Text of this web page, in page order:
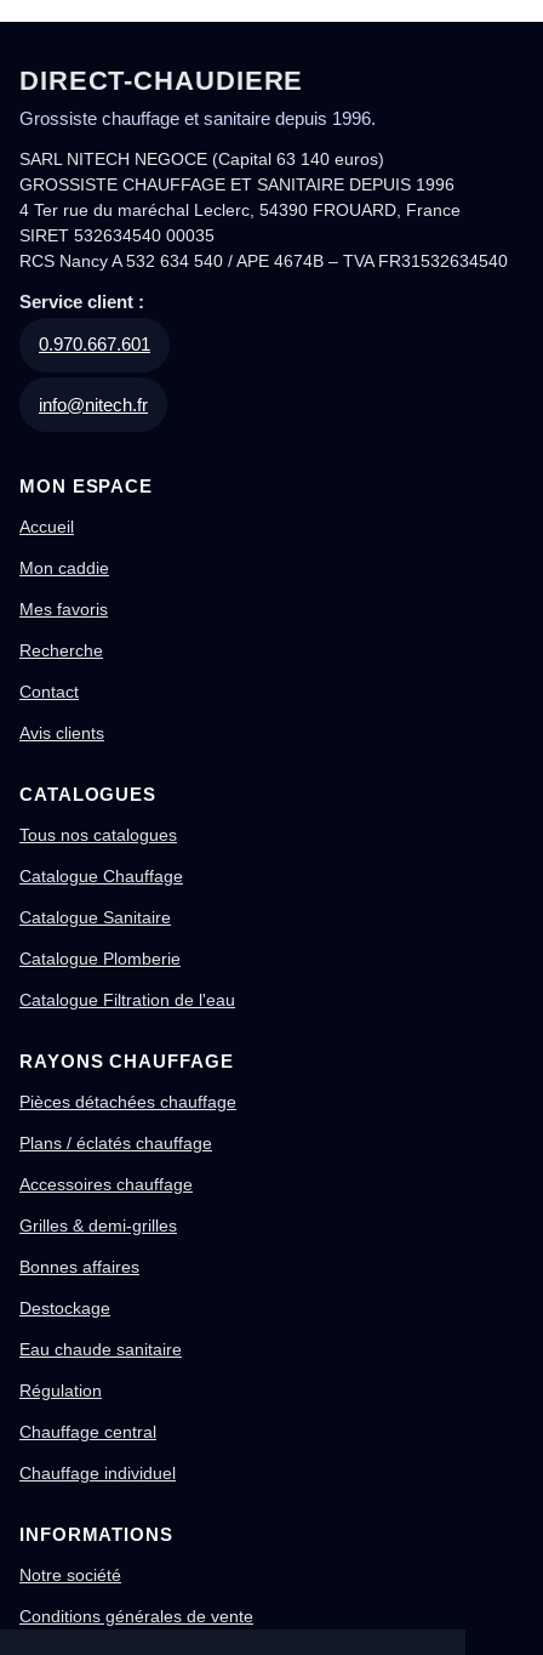
DIRECT-CHAUDIERE
Grossiste chauffage et sanitaire depuis 1996.
SARL NITECH NEGOCE (Capital 63 140 euros)
GROSSISTE CHAUFFAGE ET SANITAIRE DEPUIS 1996
4 Ter rue du maréchal Leclerc, 54390 FROUARD, France
SIRET 532634540 00035
RCS Nancy A 532 634 540 / APE 4674B – TVA FR31532634540
Service client :
0.970.667.601
info@nitech.fr
MON ESPACE
Accueil
Mon caddie
Mes favoris
Recherche
Contact
Avis clients
CATALOGUES
Tous nos catalogues
Catalogue Chauffage
Catalogue Sanitaire
Catalogue Plomberie
Catalogue Filtration de l'eau
RAYONS CHAUFFAGE
Pièces détachées chauffage
Plans / éclatés chauffage
Accessoires chauffage
Grilles & demi-grilles
Bonnes affaires
Destockage
Eau chaude sanitaire
Régulation
Chauffage central
Chauffage individuel
INFORMATIONS
Notre société
Conditions générales de vente